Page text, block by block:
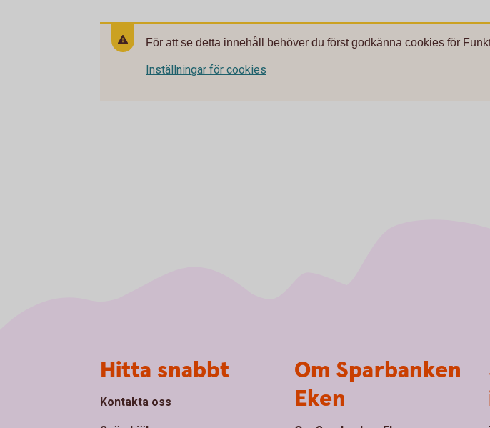
För att se detta innehåll behöver du först godkänna cookies för
Inställningar för cookies
Hitta snabbt
Kontakta oss
Om Sparbanken
Eken